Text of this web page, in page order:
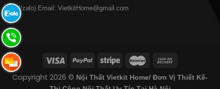
(Call/zalo) Email: VietkitHome@gmail.com
Copyright 2026 © Nội Thất Vietkit Home/ Đơn Vị Thiết Kế-
Facebook
Zalo:
0865.283.168
Hotline:
0865.283.168
Hotline:
0865.283.168